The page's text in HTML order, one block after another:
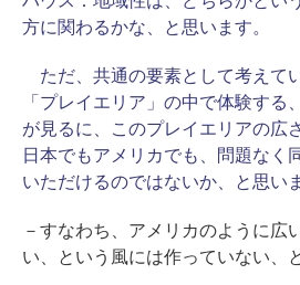
方に関わるかな、と思います。
ただ、共通の要素として考えて
「プレイエリア」の中で体験する
が見るに、このプレイエリアの広
日本でもアメリカでも、問題なく
いただけるのではないか、と思い
－すなわち、アメリカのように広
い、という風には作っていない、と